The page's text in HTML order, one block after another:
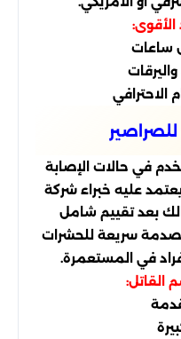
الأقوى:
ساعات
الاحترافي
في حالات الإصابة
عليه خبراء شركة
بعد تقييم شامل
صدمة سريعة للحشرات
في المستعمرة.
القاتل: